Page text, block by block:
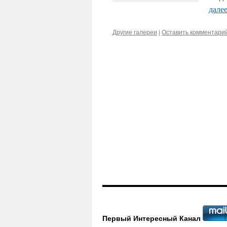
далее
Другие галереи | Оставить
Первый Интересный Канал